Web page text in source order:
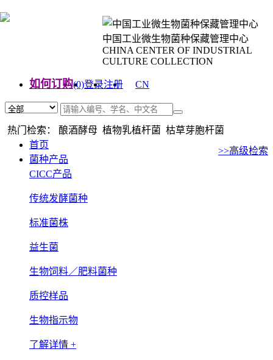
中国工业微生物菌种保藏管理中心
CHINA CENTER OF INDUSTRIAL
CULTURE COLLECTION
如何订购(0)登录注册
CN
热门检索： 酿酒酵母 植物乳植杆菌 枯草芽胞杆菌
>>高级检索
首页
菌种产品
CICC产品
传统发酵菌种
标准菌株
益生菌
生物饲料／肥料菌种
质控样品
生物指示物
了解详情 +